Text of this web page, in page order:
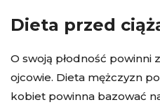
Dieta przed
O swoją płodność powinni
ojcowie. Dieta mężczyzn
kobiet powinna bazować